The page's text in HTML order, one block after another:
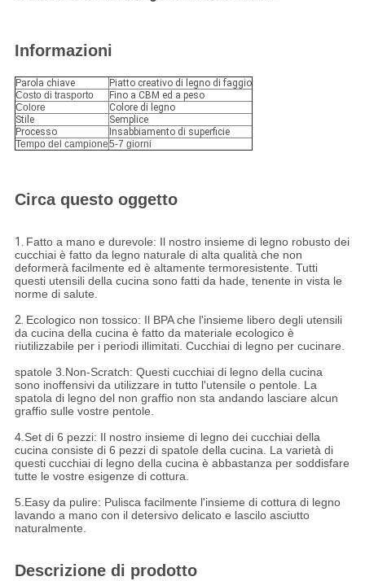
Informazioni
Parola chiave
Piatto creativo di legno di faggio
Costo di trasporto
Fino a CBM ed a peso
Colore
Colore di legno
Stile
Semplice
Processo
Insabbiamento di superficie
Tempo del campione5-7 giorni
Circa questo oggetto
1. Fatto a mano e durevole: Il nostro insieme di legno robusto dei
cucchiai è fatto da legno naturale di alta qualità che non
deformerà facilmente ed è altamente termoresistente. Tutti
questi utensili della cucina sono fatti da hade, tenente in vista le
norme di salute.
2. Ecologico non tossico: Il BPA che l'insieme libero degli utensili
da cucina della cucina è fatto da materiale ecologico è
riutilizzabile per i periodi illimitati. Cucchiai di legno per cucinare.
spatole 3.Non-Scratch: Questi cucchiai di legno della cucina
sono inoffensivi da utilizzare in tutto l'utensile o pentole. La
spatola di legno del non graffio non sta andando lasciare alcun
graffio sulle vostre pentole.
4.Set di 6 pezzi: Il nostro insieme di legno dei cucchiai della
cucina consiste di 6 pezzi di spatole della cucina. La varietà di
questi cucchiai di legno della cucina è abbastanza per soddisfare
tutte le vostre esigenze di cottura.
5.Easy da pulire: Pulisca facilmente l'insieme di cottura di legno
lavando a mano con il detersivo delicato e lascilo asciutto
naturalmente.
Descrizione di prodotto